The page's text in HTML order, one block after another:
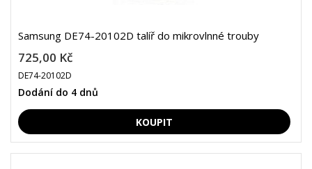
Samsung DE74-20102D talíř do mikrovlnné trouby
725,00 Kč
DE74-20102D
Dodání do 4 dnů